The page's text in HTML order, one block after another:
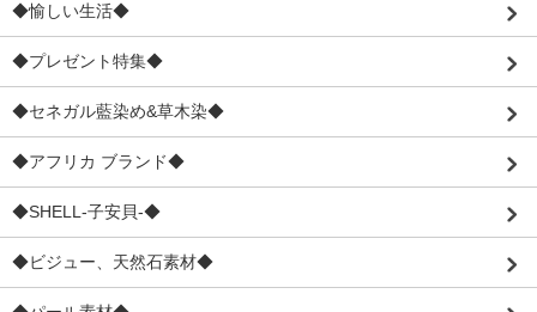
◆愉しい生活◆
◆プレゼント特集◆
◆セネガル藍染め&草木染◆
◆アフリカ ブランド◆
◆SHELL-子安貝-◆
◆ビジュー、天然石素材◆